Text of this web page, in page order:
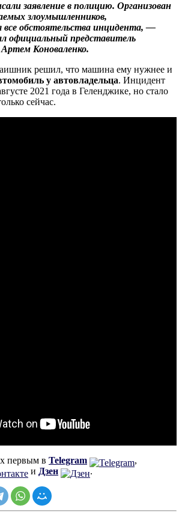
заявление в полицию. Организован
злоумышленников,
все обстоятельства инцидента, —
официальный представитель
Коноваленко.
решил, что машина ему нужнее и
у автовладельца. Инцидент
2021 года в Геленджике, но стало
сейчас.
первым в Telegram
,
и Дзен .